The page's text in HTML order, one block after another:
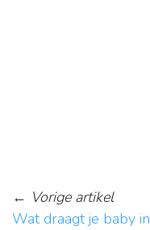
← Vorige artikel
Wat draagt je baby in